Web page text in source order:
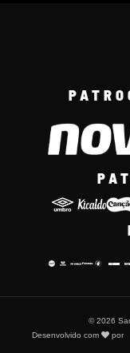
© 2026
Desenvolvido com
por